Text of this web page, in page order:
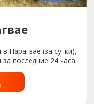
Парагвае (за сутки),
последние 24 часа.